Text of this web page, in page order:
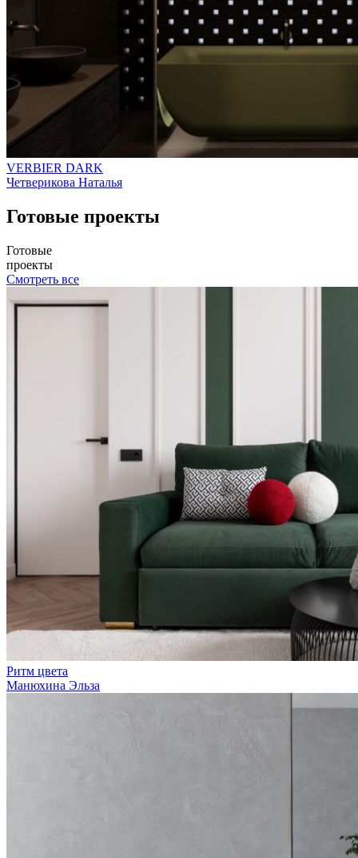
VERBIER DARK
Четверикова Наталья
Готовые проекты
Готовые
проекты
Смотреть все
Ритм цвета
Манюхина Эльза